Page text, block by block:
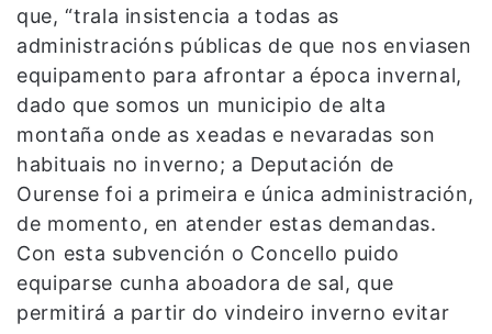
que, “trala insistencia a todas as
administracións públicas de que nos enviasen
equipamento para afrontar a época invernal,
dado que somos un municipio de alta
montaña onde as xeadas e nevaradas son
habituais no inverno; a Deputación de
Ourense foi a primeira e única administración,
de momento, en atender estas demandas.
Con esta subvención o Concello puido
equiparse cunha aboadora de sal, que
permitirá a partir do vindeiro inverno evitar